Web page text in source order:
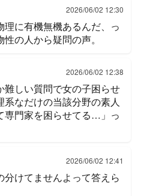
2026/06/02 12:30
に有機無機あるんだ、っ
の人から疑問の声。
2026/06/02 12:38
難しい質問で女の子困らせ
なだけの当該分野の素人
専門家を困らせてる…」っ
2026/06/02 12:41
けてませんよって答えら